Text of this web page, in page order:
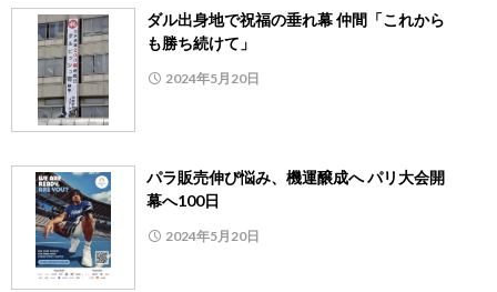
ダル出身地で祝福の垂れ幕 仲間「これから
も勝ち続けて」
2024年5月20日
パラ販売伸び悩み、機運醸成へ パリ大会開
幕へ100日
2024年5月20日